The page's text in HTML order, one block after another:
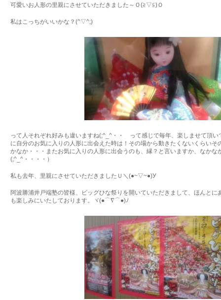
可愛いお人形の里親にさせていただきました～Ｏ(≧▽≦)Ｏ
私はこっちがいいかな？(^▽^;)
って人それぞれ好みも違いますね(;^_^・・ って感じで毎年、楽しませて頂
に自分のお気に入りの人形に出会えた時は！その場から動きたくないくらいそ
かなか・・・またお気に入りの人形に出会うのも、縁？と言いますか、なかな
(;^_^・・・・）
私も去年、里親にさせていただきましたＵ＼(●~▽~●)У
阿波勝浦井戸端塾の皆様、ビッグひな祭りを開いていただきまして、ほんとに
も楽しみにいたしております。ヾ(●⌒∇⌒●)ﾉ